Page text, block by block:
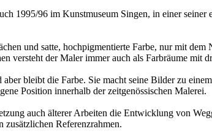
1995/96 im Kunstmuseum Singen, in einer seiner
und satte, hochpigmentierte Farbe, nur mit dem
versteht der Maler immer auch als Farbräume mit
bleibt die Farbe. Sie macht seine Bilder zu
Position innerhalb der zeitgenössischen Malerei.
auch älterer Arbeiten die Entwicklung von
zusätzlichen Referenzrahmen.